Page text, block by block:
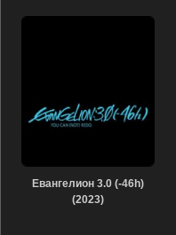
Евангелион 3.0 (-46h)
(2023)